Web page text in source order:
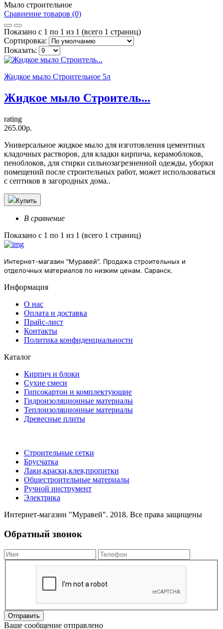
Мыло строительное
Сравнение товаров (0)
Показано с 1 по 1 из 1 (всего 1 страниц)
Сортировка:
Показать:
Жидкое мыло Строительное 5л
Жидкое мыло Строитель...
rating
265.00р.
Универсальное жидкое мыло для изготовления цементных
кладочных растворов, для кладки кирпича, керамоблоков,
пеноблоков, для стирки сильнозагрезненной одежды, уборки
помещений после строительных работ, может использоваться
с септиков в загородных дома..
Купить
В сравнение
Показано с 1 по 1 из 1 (всего 1 страниц)
Интернет-магазин "Муравей". Продажа строительных и
отделочных материалов по низким ценам. Саранск.
Информация
О нас
Оплата и доставка
Прайс-лист
Контакты
Политика конфиденциальности
Каталог
Кирпич и блоки
Сухие смеси
Гипсокартон и комплектующие
Гидроизоляционные материалы
Теплоизоляционные материалы
Древесные плиты
Строительные сетки
Брусчатка
Лаки,краски,клея,пропитки
Общестроительные материалы
Ручной инструмент
Электрика
Интернет-магазин "Муравей". 2018. Все права защищены
Обратный звонок
Отправить
Ваше сообщение отправлено